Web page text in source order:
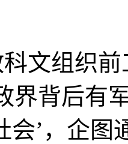
组织前
界背后有
会’，企